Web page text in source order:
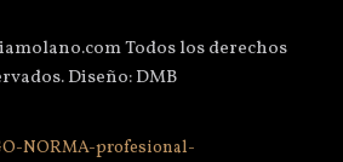
Todos los derechos
Diseño: DMB